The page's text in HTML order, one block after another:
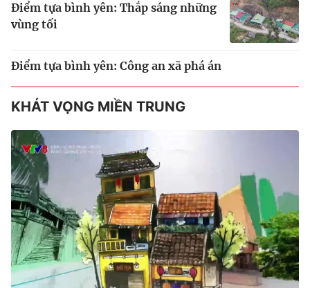
Điểm tựa bình yên: Thắp sáng những
vùng tối
Điểm tựa bình yên: Công an xã phá án
KHÁT VỌNG MIỀN TRUNG